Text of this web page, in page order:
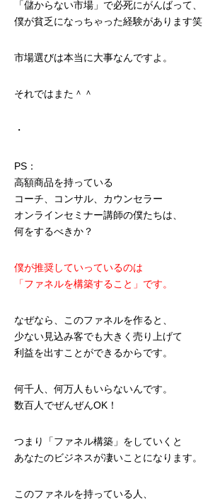
「儲からない市場」で必死にがんばって、
僕が貧乏になっちゃった経験があります笑
市場選びは本当に大事なんですよ。
それではまた＾＾
・
PS：
高額商品を持っている
コーチ、コンサル、カウンセラー
オンラインセミナー講師の僕たちは、
何をするべきか？
僕が推奨していっているのは
「ファネルを構築すること」です。
なぜなら、このファネルを作ると、
少ない見込み客でも大きく売り上げて
利益を出すことができるからです。
何千人、何万人もいらないんです。
数百人でぜんぜんOK！
つまり「ファネル構築」をしていくと
あなたのビジネスが凄いことになります。
このファネルを持っている人、